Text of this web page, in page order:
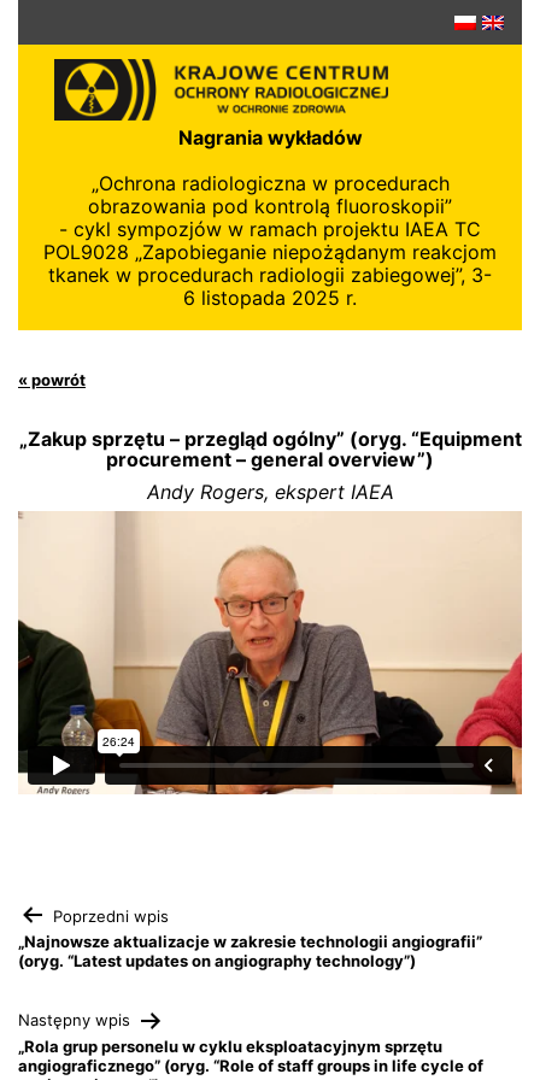
Nagrania wykładów
„Ochrona radiologiczna w procedurach
obrazowania pod kontrolą fluoroskopii”
- cykl sympozjów w ramach projektu IAEA TC
POL9028 „Zapobieganie niepożądanym reakcjom
tkanek w procedurach radiologii zabiegowej”, 3-
6 listopada 2025 r.
« powrót
„Zakup sprzętu – przegląd ogólny” (oryg. “Equipment
procurement – general overview”)
Andy Rogers, ekspert IAEA
Nawigacja
wpisu
Poprzedni wpis
„Najnowsze aktualizacje w zakresie technologii angiografii”
(oryg. “Latest updates on angiography technology”)
Następny wpis
„Rola grup personelu w cyklu eksploatacyjnym sprzętu
angiograficznego” (oryg. “Role of staff groups in life cycle of